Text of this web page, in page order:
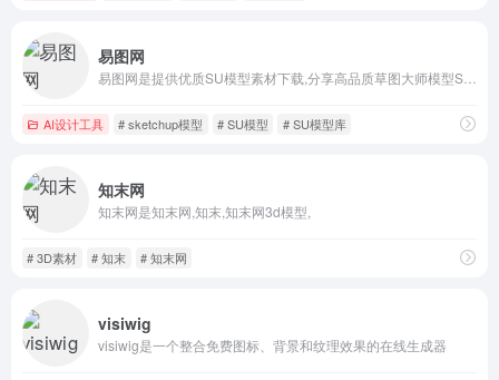
易图网
AI设计工具 # sketchup模型 # SU模型 # SU模型库
知末网
知末网是知末网,知末,知末网3d模型,
# 3D素材 # 知末 # 知末网
visiwig
visiwig是一个整合免费图标、背景和纹理效果的在线生成器